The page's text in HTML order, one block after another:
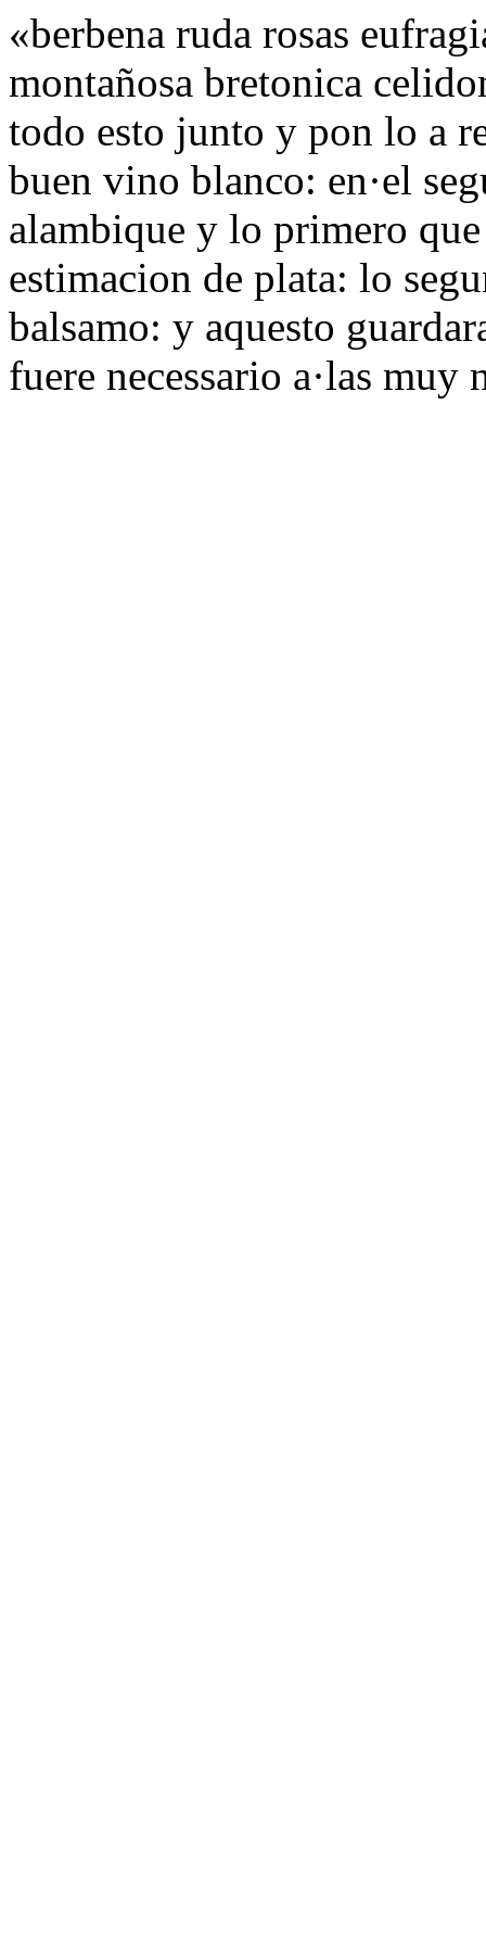
«berbena ruda rosas
montañosa bretonica
todo esto junto y pon lo a
buen vino blanco: en·el
alambique y lo primero
estimacion de plata: lo
balsamo: y aquesto
fuere necessario a·las muy